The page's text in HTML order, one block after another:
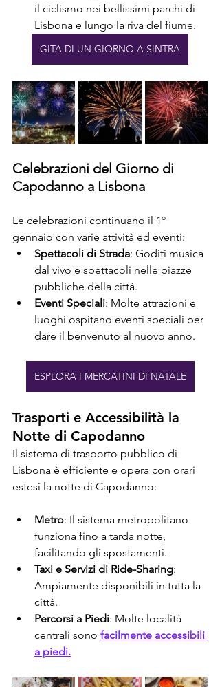
il ciclismo nei bellissimi parchi di
Lisbona e lungo la riva del fiume.
GITA DI UN GIORNO A SINTRA
Celebrazioni del Giorno di
Capodanno a Lisbona
Le celebrazioni continuano il 1º
gennaio con varie attività ed eventi:
Spettacoli di Strada: Goditi musica
dal vivo e spettacoli nelle piazze
pubbliche della città.
Eventi Speciali: Molte attrazioni e
luoghi ospitano eventi speciali per
dare il benvenuto al nuovo anno.
ESPLORA I MERCATINI DI NATALE
Trasporti e Accessibilità la
Notte di Capodanno
Il sistema di trasporto pubblico di
Lisbona è efficiente e opera con orari
estesi la notte di Capodanno:
Metro: Il sistema metropolitano
funziona fino a tarda notte,
facilitando gli spostamenti.
Taxi e Servizi di Ride-Sharing:
Ampiamente disponibili in tutta la
città.
Percorsi a Piedi: Molte località
centrali sono facilmente accessibili
a piedi.